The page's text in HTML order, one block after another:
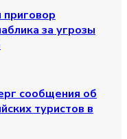
за угрозы
сообщения об
туристов в